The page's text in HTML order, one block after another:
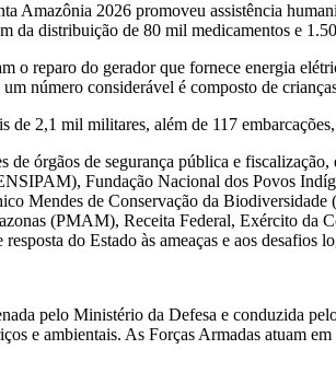
Amazônia 2026 promoveu assistência
da distribuição de 80 mil medicamentos e
o reparo do gerador que fornece energia
número considerável é composto de
de 2,1 mil militares, além de 117
de órgãos de segurança pública e
Fundação Nacional dos Povos
Mendes de Conservação da
(PMAM), Receita Federal, Exército da
do Estado às ameaças e aos desafios
pelo Ministério da Defesa e conduzida
e ambientais. As Forças Armadas atuam